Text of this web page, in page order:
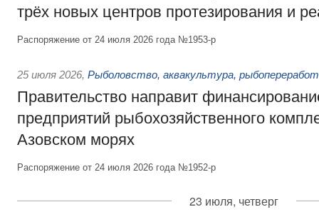
трёх новых центров протезирования и
Распоряжение от 24 июля 2026 года №1953-р
25 июля 2026, Рыболовство, аквакультура,
Правительство направит
предприятий рыбохозяйственного
Азовском морях
Распоряжение от 24 июля 2026 года №1952-р
23 июля, четверг